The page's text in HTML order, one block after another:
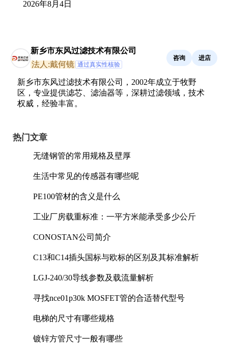
2026年8月4日
新乡市东风过滤技术有限公司
法人:戴何镜 通过真实性核验
咨询 进店
新乡市东风过滤技术有限公司，2002年成立于牧野
区，专业提供滤芯、滤油器等，深耕过滤领域，技术
权威，经验丰富。
热门文章
无缝钢管的常用规格及壁厚
生活中常见的传感器有哪些呢
PE100管材的含义是什么
工业厂房载重标准：一平方米能承受多少公斤
CONOSTAN公司简介
C13和C14插头国标与欧标的区别及其标准解析
LGJ-240/30导线参数及载流量解析
寻找nce01p30k MOSFET管的合适替代型号
电梯的尺寸有哪些规格
镀锌方管尺寸一般有哪些